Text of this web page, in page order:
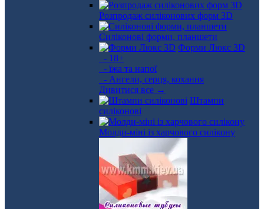
Розпродаж силіконових форм 3D
Силіконові форми, планшети
Форми Люкс 3D
- 18+
- їжа та напої
- Ангели, серця, кохання
Дивитися все →
Штампи
силіконові
Молди-міні із харчового силікону